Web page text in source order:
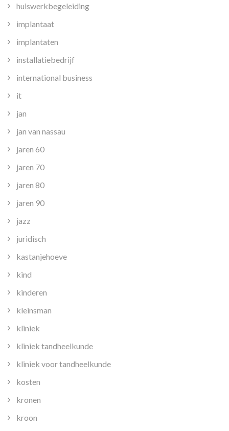
huiswerkbegeleiding
implantaat
implantaten
installatiebedrijf
international business
it
jan
jan van nassau
jaren 60
jaren 70
jaren 80
jaren 90
jazz
juridisch
kastanjehoeve
kind
kinderen
kleinsman
kliniek
kliniek tandheelkunde
kliniek voor tandheelkunde
kosten
kronen
kroon